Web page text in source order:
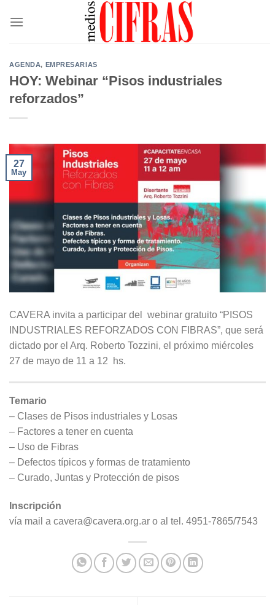
AGENDA, EMPRESARIAS
HOY: Webinar “Pisos industriales
reforzados”
27
May
CAVERA invita a participar del webinar gratuito “PISOS
INDUSTRIALES REFORZADOS CON FIBRAS”, que será
dictado por el Arq. Roberto Tozzini, el próximo miércoles
27 de mayo de 11 a 12 hs.
Temario
– Clases de Pisos industriales y Losas
– Factores a tener en cuenta
– Uso de Fibras
– Defectos típicos y formas de tratamiento
– Curado, Juntas y Protección de pisos
Inscripción
vía mail a cavera@cavera.org.ar o al tel. 4951-7865/7543